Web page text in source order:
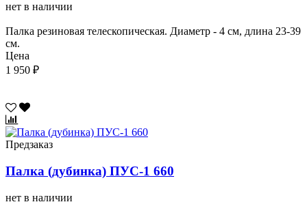
нет в наличии
Палка резиновая телескопическая. Диаметр - 4 см, длина 23-39
см.
Цена
1 950 ₽
Предзаказ
Палка (дубинка) ПУС-1 660
нет в наличии